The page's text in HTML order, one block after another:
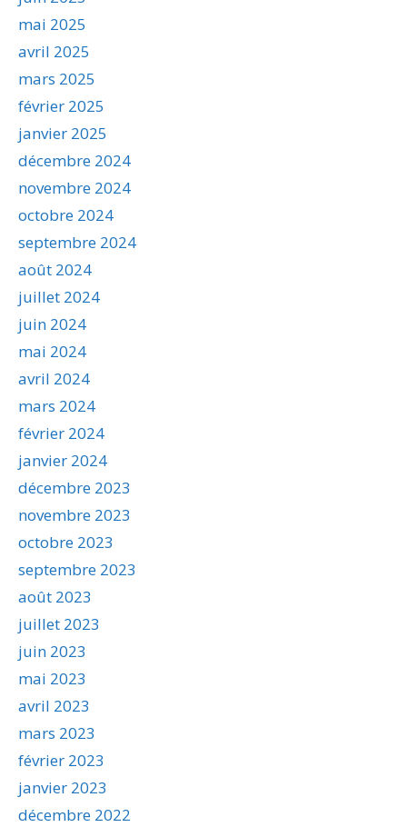
mai 2025
avril 2025
mars 2025
février 2025
janvier 2025
décembre 2024
novembre 2024
octobre 2024
septembre 2024
août 2024
juillet 2024
juin 2024
mai 2024
avril 2024
mars 2024
février 2024
janvier 2024
décembre 2023
novembre 2023
octobre 2023
septembre 2023
août 2023
juillet 2023
juin 2023
mai 2023
avril 2023
mars 2023
février 2023
janvier 2023
décembre 2022